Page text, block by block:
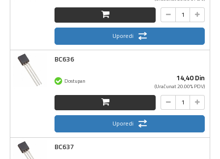
Uporedi
BC636
14,40Din
(Uračunat 20.00% PDV)
Dostupan
Uporedi
BC637